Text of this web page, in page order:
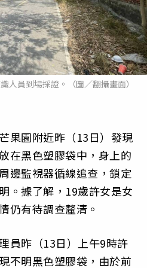
人員到場採證。（圖／翻攝畫面）
果園附近昨（13日）發現
在黑色塑膠袋中，身上的
邊監視器循線追查，鎖定
。據了解，19歲許女是女
仍有待調查釐清。
員昨（13日）上午9時許
不明黑色塑膠袋，由於前